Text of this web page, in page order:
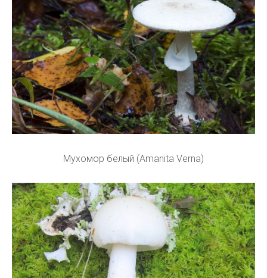
Мухомор белый (Amanita Verna)